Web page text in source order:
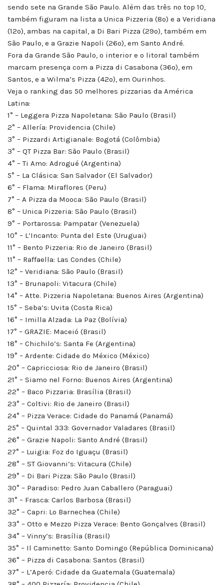
sendo sete na Grande São Paulo. Além das três no top 10,
também figuram na lista a Unica Pizzeria (8º) e a Veridiana
(12º), ambas na capital, a Di Bari Pizza (29º), também em
São Paulo, e a Grazie Napoli (26º), em Santo André.
Fora da Grande São Paulo, o interior e o litoral também
marcam presença com a Pizza di Casabona (36º), em
Santos, e a Wilma’s Pizza (42º), em Ourinhos.
Veja o ranking das 50 melhores pizzarias da América
Latina:
1° – Leggera Pizza Napoletana: São Paulo (Brasil)
2° – Allería: Providencia (Chile)
3° – Pizzardi Artigianale: Bogotá (Colômbia)
3° – QT Pizza Bar: São Paulo (Brasil)
4° – Ti Amo: Adrogué (Argentina)
5° – La Clásica: San Salvador (El Salvador)
6° – Flama: Miraflores (Peru)
7° – A Pizza da Mooca: São Paulo (Brasil)
8° – Unica Pizzeria: São Paulo (Brasil)
9° – Portarossa: Pampatar (Venezuela)
10° – L’Incanto: Punta del Este (Uruguai)
11° – Bento Pizzeria: Rio de Janeiro (Brasil)
11° – Raffaella: Las Condes (Chile)
12° – Veridiana: São Paulo (Brasil)
13° – Brunapoli: Vitacura (Chile)
14° – Atte. Pizzeria Napoletana: Buenos Aires (Argentina)
15° – Seba’s: Uvita (Costa Rica)
16° – Imilla Alzada: La Paz (Bolívia)
17° – GRAZIE: Maceió (Brasil)
18° – Chichilo’s: Santa Fe (Argentina)
19° – Ardente: Cidade do México (México)
20° – Capricciosa: Rio de Janeiro (Brasil)
21° – Siamo nel Forno: Buenos Aires (Argentina)
22° – Baco Pizzaria: Brasília (Brasil)
23° – Coltivi: Rio de Janeiro (Brasil)
24° – Pizza Verace: Cidade do Panamá (Panamá)
25° – Quintal 333: Governador Valadares (Brasil)
26° – Grazie Napoli: Santo André (Brasil)
27° – Luigia: Foz do Iguaçu (Brasil)
28° – ST Giovanni’s: Vitacura (Chile)
29° – Di Bari Pizza: São Paulo (Brasil)
30° – Paradiso: Pedro Juan Caballero (Paraguai)
31° – Frasca: Carlos Barbosa (Brasil)
32° – Capri: Lo Barnechea (Chile)
33° – Otto e Mezzo Pizza Verace: Bento Gonçalves (Brasil)
34° – Vinny’s: Brasília (Brasil)
35° – Il Caminetto: Santo Domingo (República Dominicana)
36° – Pizza di Casabona: Santos (Brasil)
37° – L’Aperó: Cidade da Guatemala (Guatemala)